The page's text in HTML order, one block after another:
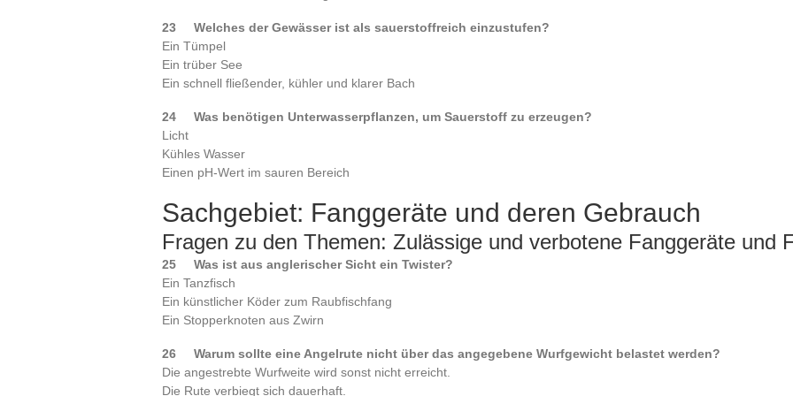
23 Welches der Gewässer ist als sauerstoffreich einzustufen?
Ein Tümpel
Ein trüber See
Ein schnell fließender, kühler und klarer Bach
24 Was benötigen Unterwasserpflanzen, um Sauerstoff zu erzeugen?
Licht
Kühles Wasser
Einen pH-Wert im sauren Bereich
Sachgebiet: Fanggeräte und deren Gebrauch
Fragen zu den Themen: Zulässige und verbotene Fanggeräte und
25 Was ist aus anglerischer Sicht ein Twister?
Ein Tanzfisch
Ein künstlicher Köder zum Raubfischfang
Ein Stopperknoten aus Zwirn
26 Warum sollte eine Angelrute nicht über das angegebene Wurfgewicht belastet werden?
Die angestrebte Wurfweite wird sonst nicht erreicht.
Die Rute verbiegt sich dauerhaft.